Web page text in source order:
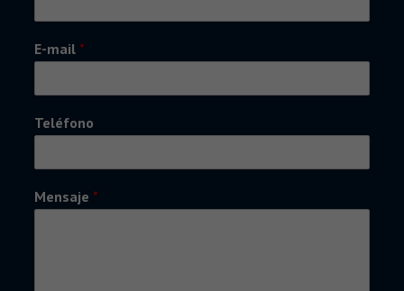
E-mail*
Teléfono
Mensaje*